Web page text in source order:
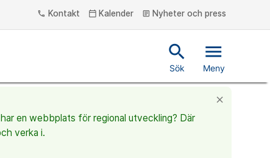
phone Kontakt calendar_today Kalender article Nyheter och press
search
Sök
menu
Meny
en webbplats för regional utveckling? Där
verka i.
close